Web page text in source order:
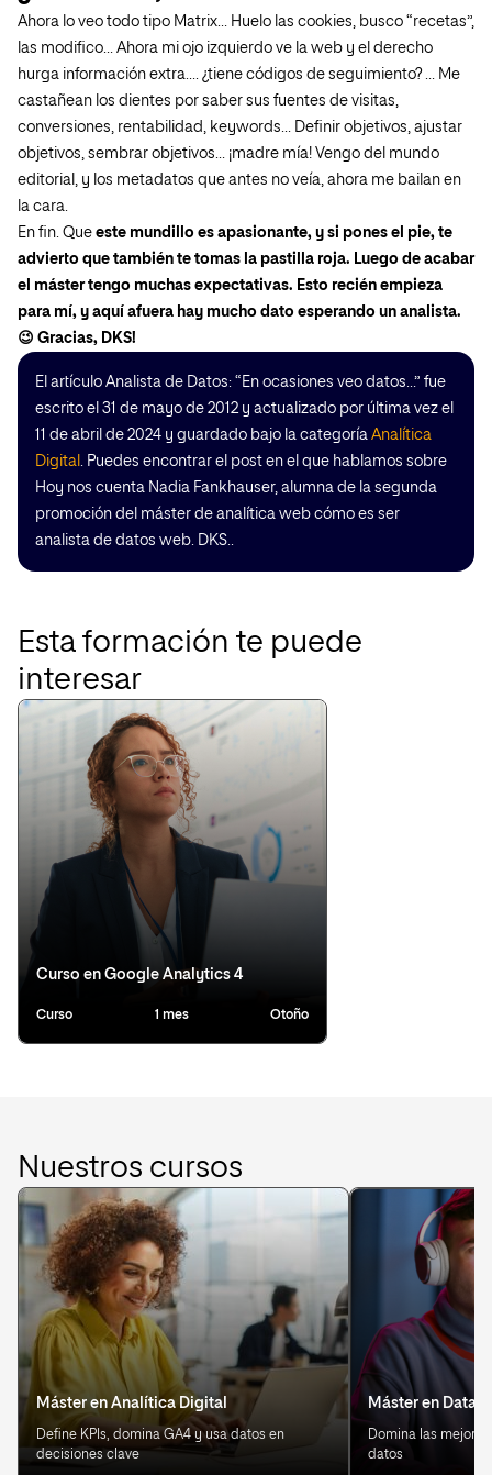
Ahora lo veo todo tipo Matrix… Huelo las cookies, busco “recetas”,
las modifico… Ahora mi ojo izquierdo ve la web y el derecho
hurga información extra…. ¿tiene códigos de seguimiento? … Me
castañean los dientes por saber sus fuentes de visitas,
conversiones, rentabilidad, keywords… Definir objetivos, ajustar
objetivos, sembrar objetivos… ¡madre mía! Vengo del mundo
editorial, y los metadatos que antes no veía, ahora me bailan en
la cara.
En fin. Que este mundillo es apasionante, y si pones el pie, te
advierto que también te tomas la pastilla roja. Luego de acabar
el máster tengo muchas expectativas. Esto recién empieza
para mí, y aquí afuera hay mucho dato esperando un analista.
😉 Gracias, DKS!
El artículo Analista de Datos: “En ocasiones veo datos…” fue
escrito el 31 de mayo de 2012 y actualizado por última vez el
11 de abril de 2024 y guardado bajo la categoría Analítica
Digital . Puedes encontrar el post en el que hablamos sobre
Hoy nos cuenta Nadia Fankhauser, alumna de la segunda
promoción del máster de analítica web cómo es ser
analista de datos web. DKS..
Esta formación te puede
interesar
Curso en Google Analytics 4
Curso 1 mes Otoño
Nuestros cursos
Máster en Analítica Digital
Define KPIs, domina GA4 y usa datos en
decisiones clave
Máster en Data
Domina las
datos